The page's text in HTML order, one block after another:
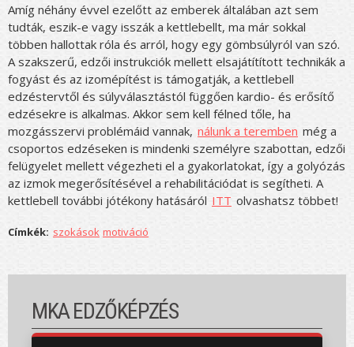
Amíg néhány évvel ezelőtt az emberek általában azt sem
tudták, eszik-e vagy isszák a kettlebellt, ma már sokkal
többen hallottak róla és arról, hogy egy gömbsúlyról van szó.
A szakszerű, edzői instrukciók mellett elsajátítított technikák a
fogyást és az izomépítést is támogatják, a kettlebell
edzéstervtől és súlyválasztástól függően kardio- és erősítő
edzésekre is alkalmas. Akkor sem kell félned tőle, ha
mozgásszervi problémáid vannak, nálunk a teremben még a
csoportos edzéseken is mindenki személyre szabottan, edzői
felügyelet mellett végezheti el a gyakorlatokat, így a golyózás
az izmok megerősítésével a rehabilitációdat is segítheti. A
kettlebell további jótékony hatásáról ITT olvashatsz többet!
Címkék: szokások motiváció
MKA EDZŐKÉPZÉS